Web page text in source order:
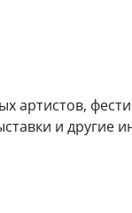
артистов,
и другие